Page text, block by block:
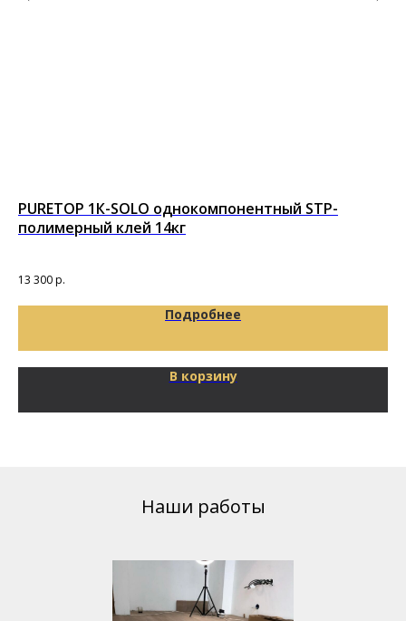
PURETOP 1К-SOLO однокомпонентный STP-
полимерный клей 14кг
13 300р.
Подробнее
В корзину
Наши работы